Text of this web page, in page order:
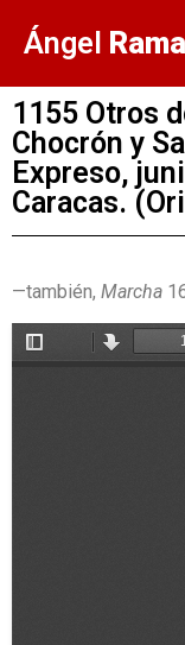
Ángel Rama
1155 Otros
Chocrón y
Expreso,
Caracas.
—también, Marcha